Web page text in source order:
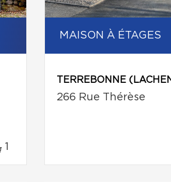
1
MAISON À ÉTAGES
TERREBONNE
266 Rue Thérèse